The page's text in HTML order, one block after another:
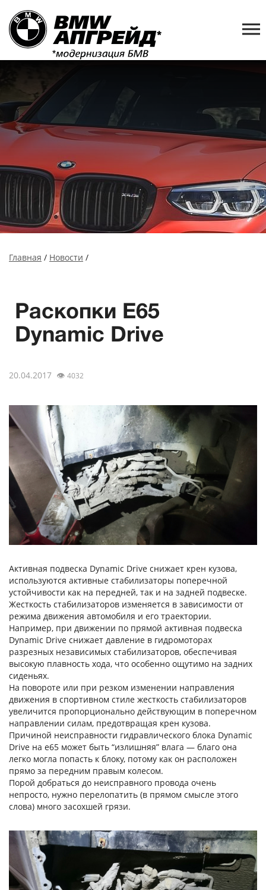
Главная / Новости /
Раскопки E65
Dynamic Drive
20.04.2017 👁 4032
Активная подвеска Dynamic Drive снижает крен кузова,
используются активные стабилизаторы поперечной
устойчивости как на передней, так и на задней подвеске.
Жесткость стабилизаторов изменяется в зависимости от
режима движения автомобиля и его траектории.
Например, при движении по прямой активная подвеска
Dynamic Drive снижает давление в гидромоторах
разрезных независимых стабилизаторов, обеспечивая
высокую плавность хода, что особенно ощутимо на задних
сиденьях.
На повороте или при резком изменении направления
движения в спортивном стиле жесткость стабилизаторов
увеличится пропорционально действующим в поперечном
направлении силам, предотвращая крен кузова.
Причиной неисправности гидравлического блока Dynamic
Drive на e65 может быть “излишняя” влага — благо она
легко могла попасть к блоку, потому как он расположен
прямо за передним правым колесом.
Порой добраться до неисправного провода очень
непросто, нужно перелопатить (в прямом смысле этого
слова) много засохшей грязи.